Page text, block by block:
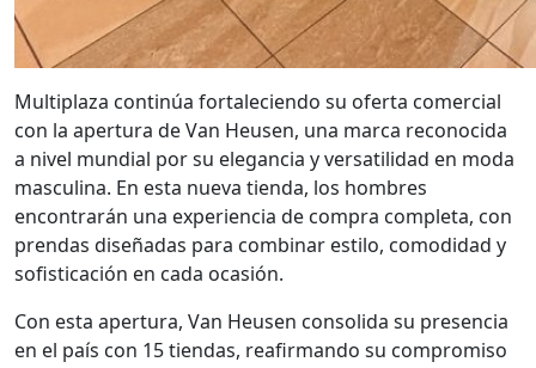
Multiplaza continúa fortaleciendo su oferta comercial
con la apertura de Van Heusen, una marca reconocida
a nivel mundial por su elegancia y versatilidad en moda
masculina. En esta nueva tienda, los hombres
encontrarán una experiencia de compra completa, con
prendas diseñadas para combinar estilo, comodidad y
sofisticación en cada ocasión.
Con esta apertura, Van Heusen consolida su presencia
en el país con 15 tiendas, reafirmando su compromiso